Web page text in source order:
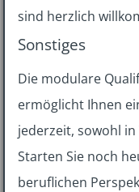
sind herzlich
Sonstiges
Die modulare
ermöglicht Ihnen
jederzeit, sowohl
Starten Sie noch
beruflichen